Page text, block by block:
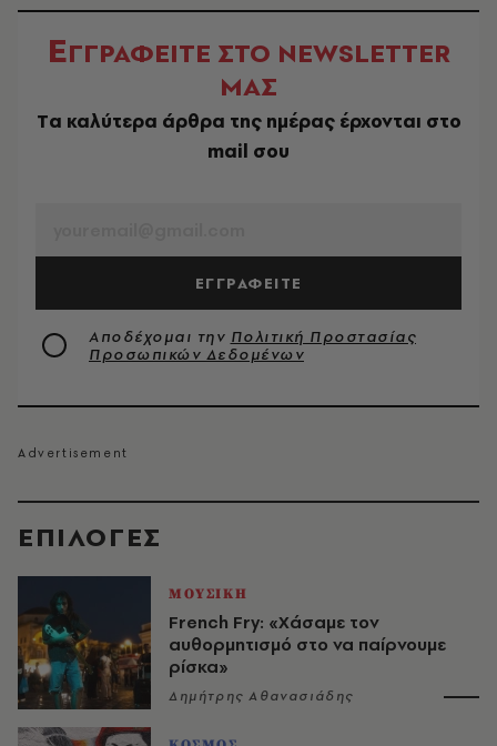
EΠΙΛΟΓΈΣ
ΜΟΥΣΙΚΗ
French Fry: «Χάσαμε τον
αυθορμητισμό στο να παίρνουμε
ρίσκα»
Δημήτρης Αθανασιάδης
ΕΓΓΡΑΦΕΙΤΕ ΣΤΟ NEWSLETTER
ΜΑΣ
Tα καλύτερα άρθρα της ημέρας έρχονται στο
mail σου
ΕΓΓΡΑΦΕΙΤΕ
Αποδέχομαι την Πολιτική Προστασίας
Προσωπικών Δεδομένων